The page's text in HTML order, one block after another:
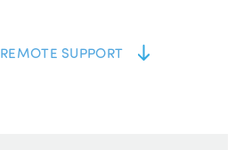
REMOTE SUPPORT